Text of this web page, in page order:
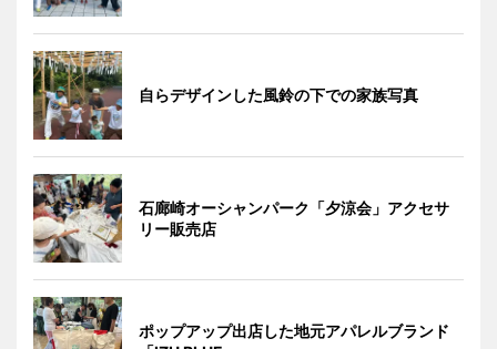
自らデザインした風鈴の下での家族写真
石廊崎オーシャンパーク「夕涼会」アクセサ
リー販売店
ポップアップ出店した地元アパレルブランド